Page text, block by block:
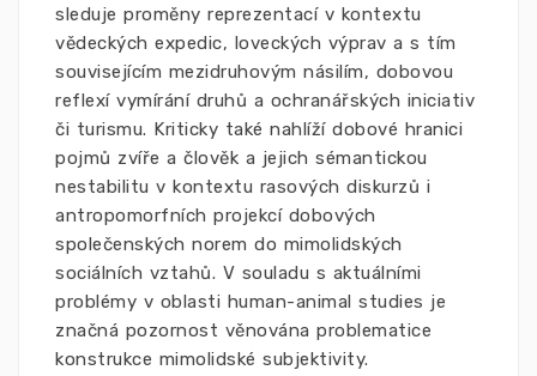
sleduje proměny reprezentací v kontextu
vědeckých expedic, loveckých výprav a s tím
souvisejícím mezidruhovým násilím, dobovou
reflexí vymírání druhů a ochranářských iniciativ
či turismu. Kriticky také nahlíží dobové hranici
pojmů zvíře a člověk a jejich sémantickou
nestabilitu v kontextu rasových diskurzů i
antropomorfních projekcí dobových
společenských norem do mimolidských
sociálních vztahů. V souladu s aktuálními
problémy v oblasti human-animal studies je
značná pozornost věnována problematice
konstrukce mimolidské subjektivity.